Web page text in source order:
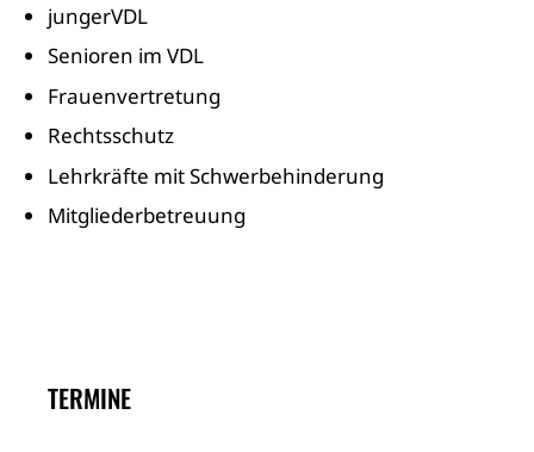
jungerVDL
Senioren im VDL
Frauenvertretung
Rechtsschutz
Lehrkräfte mit Schwerbehinderung
Mitgliederbetreuung
TERMINE